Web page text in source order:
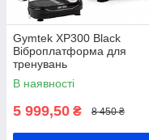
Gymtek XP300 Black
Віброплатформа для
тренувань
В наявності
5 999,50 ₴ 8 450 ₴